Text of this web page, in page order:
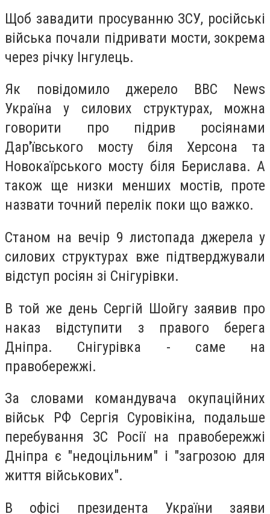
Щоб завадити просуванню ЗСУ, російські
війська почали підривати мости, зокрема
через річку Інгулець.
Як повідомило джерело ВВС News
Україна у силових структурах, можна
говорити про підрив росіянами
Дар'ївського мосту біля Херсона та
Новокаїрського мосту біля Берислава. А
також ще низки менших мостів, проте
назвати точний перелік поки що важко.
Станом на вечір 9 листопада джерела у
силових структурах вже підтверджували
відступ росіян зі Снігурівки.
В той же день Сергій Шойгу заявив про
наказ відступити з правого берега
Дніпра. Снігурівка - саме на
правобережжі.
За словами командувача окупаційних
військ РФ Сергія Суровікіна, подальше
перебування ЗС Росії на правобережжі
Дніпра є "недоцільним" і "загрозою для
життя військових".
В офісі президента України заяви